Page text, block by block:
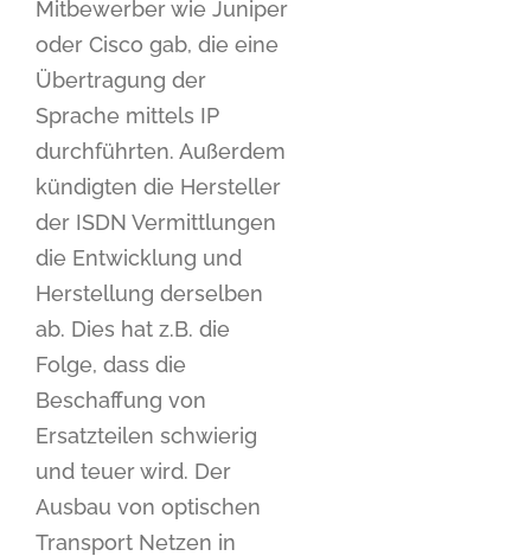
Mitbewerber wie Juniper
oder Cisco gab, die eine
Übertragung der
Sprache mittels IP
durchführten. Außerdem
kündigten die Hersteller
der ISDN Vermittlungen
die Entwicklung und
Herstellung derselben
ab. Dies hat z.B. die
Folge, dass die
Beschaffung von
Ersatzteilen schwierig
und teuer wird. Der
Ausbau von optischen
Transport Netzen in